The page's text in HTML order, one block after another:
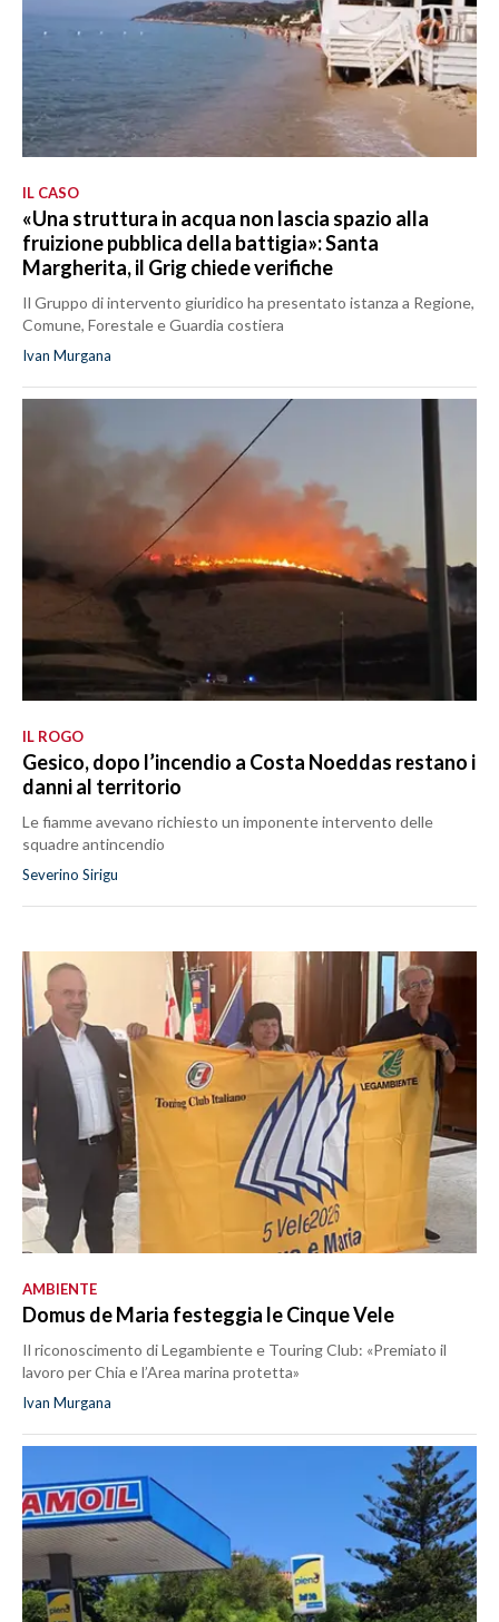
IL CASO
«Una struttura in acqua non lascia spazio alla
fruizione pubblica della battigia»: Santa
Margherita, il Grig chiede verifiche
Il Gruppo di intervento giuridico ha presentato istanza a Regione,
Comune, Forestale e Guardia costiera
Ivan Murgana
IL ROGO
Gesico, dopo l’incendio a Costa Noeddas restano i
danni al territorio
Le fiamme avevano richiesto un imponente intervento delle
squadre antincendio
Severino Sirigu
AMBIENTE
Domus de Maria festeggia le Cinque Vele
Il riconoscimento di Legambiente e Touring Club: «Premiato il
lavoro per Chia e l’Area marina protetta»
Ivan Murgana